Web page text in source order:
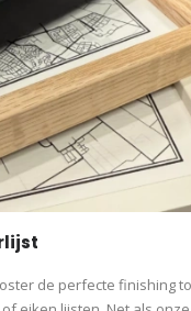
de perfecte finishing